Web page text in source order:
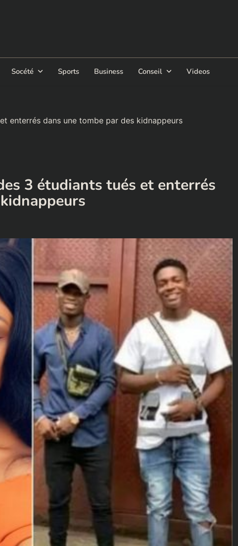
Socété Sports Business Conseil Videos
enterrés dans une tombe par des kidnappeurs
3 étudiants tués et enterrés